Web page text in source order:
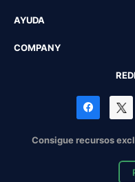
AYUDA
COMPANY
Consigue recursos